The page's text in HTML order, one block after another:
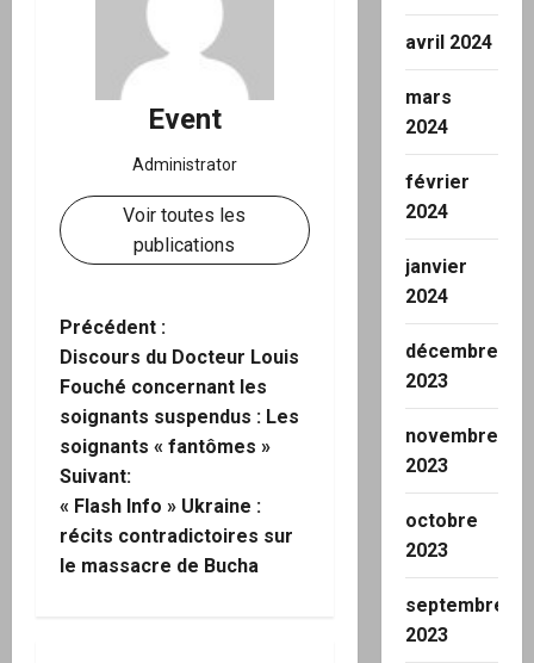
Event
Administrator
Voir toutes les
publications
N
a
v
i
g
a
Précédent :
Discours du Docteur Louis
Fouché concernant les
soignants suspendus : Les
soignants « fantômes »
Suivant:
« Flash Info » Ukraine :
récits contradictoires sur
le massacre de Bucha
avril 2024
mars
2024
février
2024
janvier
2024
décembre
2023
novembre
2023
octobre
2023
septembre
2023